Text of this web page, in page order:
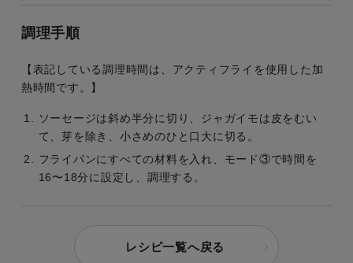
調理手順
【表記している調理時間は、アクティフライを使用した加
熱時間です。】
ソーセージは斜め半分に切り、ジャガイモは皮をむい
て、芽を除き、小さめのひと口大に切る。
フライパンにすべての材料を入れ、モード③で時間を
16〜18分に設定し、調理する。
レシピ一覧へ戻る